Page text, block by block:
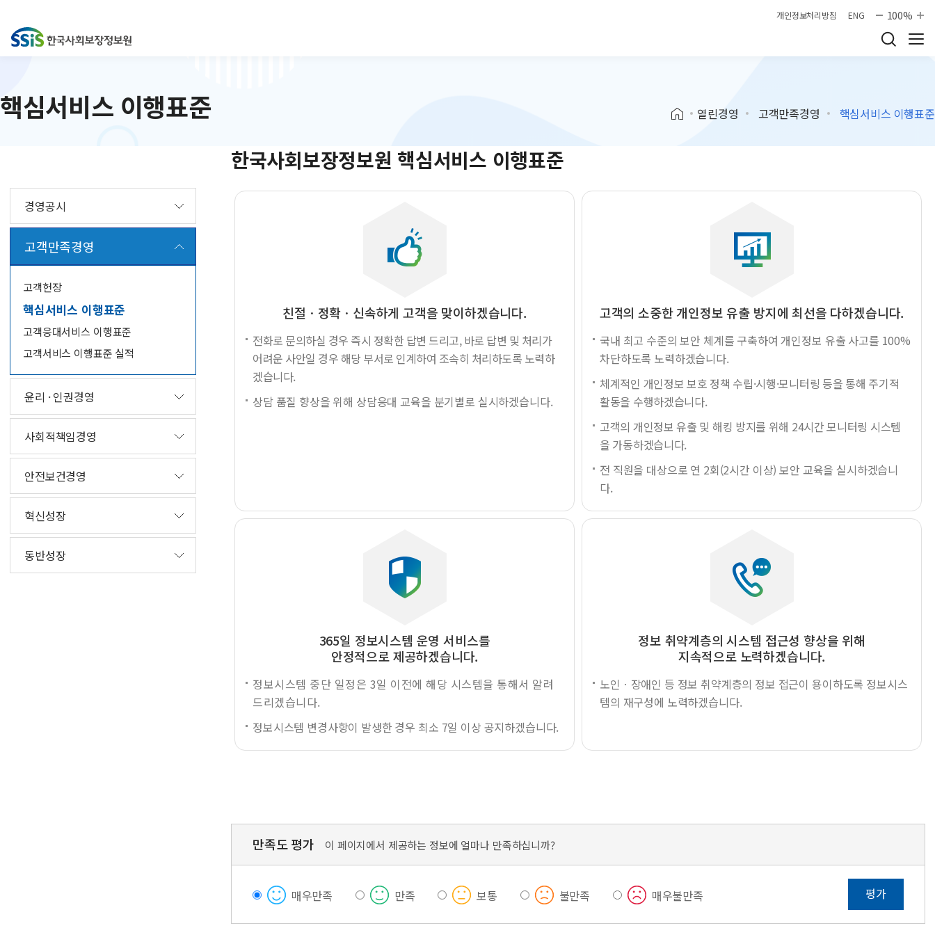
개인정보처리방침 ENG 100%
핵심서비스 이행표준 열린경영 고객만족경영 핵심서비스 이행표준
경영공시
고객만족경영
고객헌장
핵심서비스 이행표준
고객응대서비스 이행표준
고객서비스 이행표준 실적
윤리 · 인권경영
사회적책임경영
안전보건경영
혁신성장
동반성장
한국사회보장정보원 핵심서비스 이행표준
친절ㆍ정확ㆍ신속하게 고객을 맞이하겠습니다.
전화로 문의하실 경우 즉시 정확한 답변 드리고, 바로 답변 및 처리가
어려운 사안일 경우 해당 부서로 인계하여 조속히 처리하도록 노력하
겠습니다.
상담 품질 향상을 위해 상담응대 교육을 분기별로 실시하겠습니다.
고객의 소중한 개인정보 유출 방지에 최선을 다하겠습니다.
국내 최고 수준의 보안 체계를 구축하여 개인정보 유출 사고를 100%
차단하도록 노력하겠습니다.
체계적인 개인정보 보호 정책 수립·시행·모니터링 등을 통해 주기적
활동을 수행하겠습니다.
고객의 개인정보 유출 및 해킹 방지를 위해 24시간 모니터링 시스템
을 가동하겠습니다.
전 직원을 대상으로 연 2회(2시간 이상) 보안 교육을 실시하겠습니
다.
365일 정보시스템 운영 서비스를
안정적으로 제공하겠습니다.
정보시스템 중단 일정은 3일 이전에 해당 시스템을 통해서 알려
드리겠습니다.
정보시스템 변경사항이 발생한 경우 최소 7일 이상 공지하겠습니다.
정보 취약계층의 시스템 접근성 향상을 위해
지속적으로 노력하겠습니다.
노인ㆍ장애인 등 정보 취약계층의 정보 접근이 용이하도록 정보시스
템의 재구성에 노력하겠습니다.
만족도 평가 이 페이지에서 제공하는 정보에 얼마나 만족하십니까?
매우만족 만족 보통 불만족 매우불만족 평가